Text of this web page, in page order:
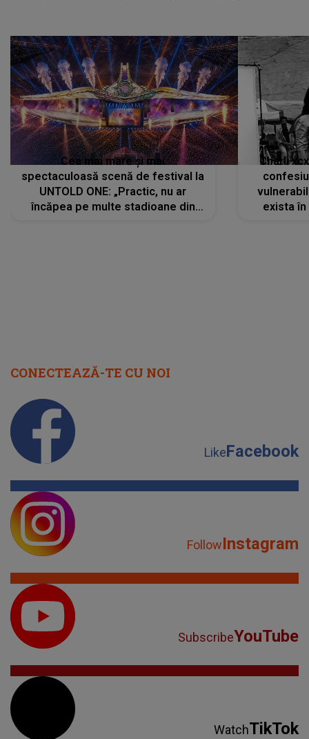
Cea mai mare și mai
spectaculoasă scenă de festival la
UNTOLD ONE: „Practic, nu ar
încăpea pe multe stadioane din
Charli
exista
CONECTEAZĂ-TE CU NOI
LikeFacebook
FollowInstagram
SubscribeYouTube
WatchTikTok